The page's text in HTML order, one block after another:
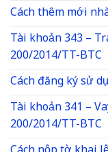
Cách thêm mới
Tài khoản 343 –
200/2014/TT-BTC
Cách đăng ký sử
Tài khoản 341 –
200/2014/TT-BTC